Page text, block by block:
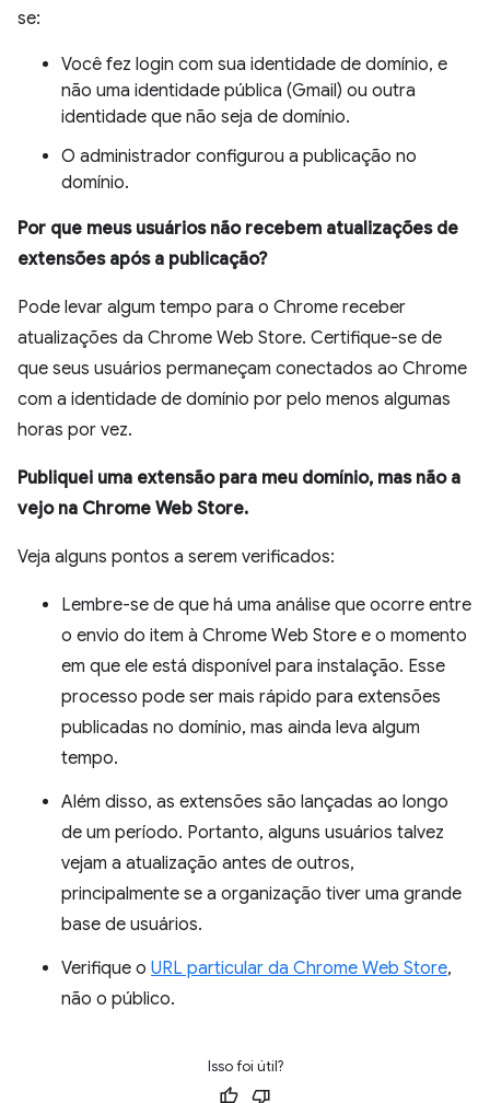
se:
Você fez login com sua identidade de domínio, e
não uma identidade pública (Gmail) ou outra
identidade que não seja de domínio.
O administrador configurou a publicação no
domínio.
Por que meus usuários não recebem atualizações de
extensões após a publicação?
Pode levar algum tempo para o Chrome receber
atualizações da Chrome Web Store. Certifique-se de
que seus usuários permaneçam conectados ao Chrome
com a identidade de domínio por pelo menos algumas
horas por vez.
Publiquei uma extensão para meu domínio, mas não a
vejo na Chrome Web Store.
Veja alguns pontos a serem verificados:
Lembre-se de que há uma análise que ocorre entre
o envio do item à Chrome Web Store e o momento
em que ele está disponível para instalação. Esse
processo pode ser mais rápido para extensões
publicadas no domínio, mas ainda leva algum
tempo.
Além disso, as extensões são lançadas ao longo
de um período. Portanto, alguns usuários talvez
vejam a atualização antes de outros,
principalmente se a organização tiver uma grande
base de usuários.
Verifique o URL particular da Chrome Web Store,
não o público.
Isso foi útil?